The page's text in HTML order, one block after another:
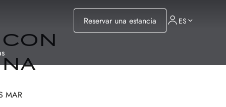
Reservar una estancia ES
MAR